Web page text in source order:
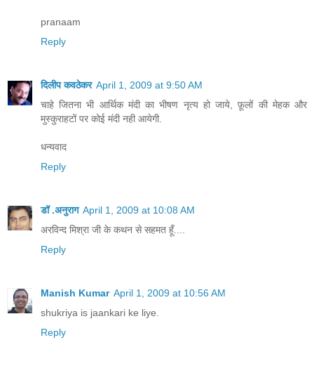
pranaam
Reply
दिलीप कवठेकर April 1, 2009 at 9:50 AM
चाहे जितना भी आर्थिक मंदी का भीषण नृत्य हो जाये, फ़ूलों की मेहक और
मुस्कुराहटों पर कोई मंदी नही आयेगी.
धन्यवाद
Reply
डॉ .अनुराग April 1, 2009 at 10:08 AM
अरविन्द मिश्रा जी के कथन से सहमत हूँ....
Reply
Manish Kumar April 1, 2009 at 10:56 AM
shukriya is jaankari ke liye.
Reply